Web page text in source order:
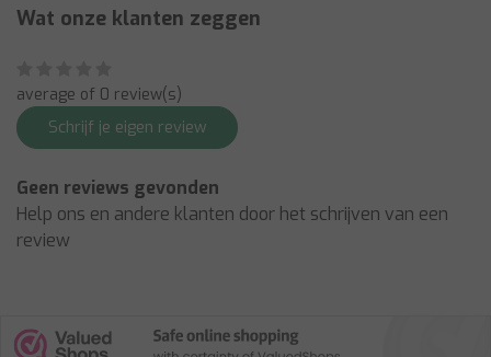
Wat onze klanten zeggen
average of 0 review(s)
Schrijf je eigen review
Geen reviews gevonden
Help ons en andere klanten door het schrijven van een
review